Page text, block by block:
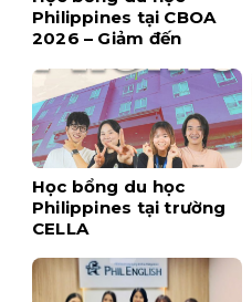
Philippines tại CBOA
2026 – Giảm đến
sớm
Học bổng du học
Philippines tại trường
CELLA